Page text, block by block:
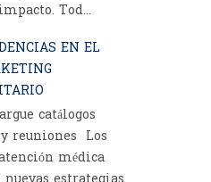
Tod...
EN EL
catálogos
reuniones Los
médica